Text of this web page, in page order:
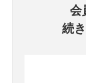
会
続